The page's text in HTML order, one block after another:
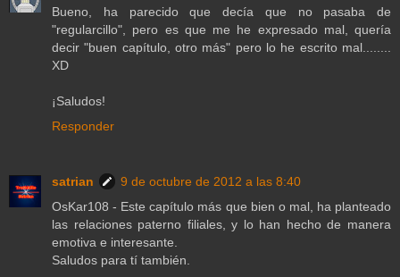
Bueno, ha parecido que decía que no pasaba de
"regularcillo", pero es que me he expresado mal, quería
decir "buen capítulo, otro más" pero lo he escrito mal........
XD
¡Saludos!
Responder
satrian
9 de octubre de 2012 a las 8:40
OsKar108 - Este capítulo más que bien o mal, ha planteado
las relaciones paterno filiales, y lo han hecho de manera
emotiva e interesante.
Saludos para tí también.